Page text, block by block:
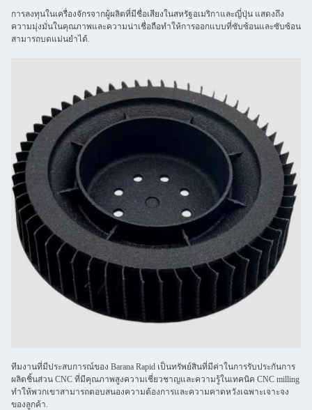
การลงทุนในเครื่องจักรจากผู้ผลิตที่มีชื่อเสียงในสหรัฐอเมริกาและญี่ปุ่น แสดงถึง
ความมุ่งมั่นในคุณภาพและความน่าเชื่อถือทําให้การออกแบบที่ซับซ้อนและซับซ้อน
สามารถบดแม่นยําได้.
ทีมงานที่มีประสบการณ์ของ Barana Rapid เป็นทรัพย์สินที่มีค่าในการรับประกันการ
ผลิตชิ้นส่วน CNC ที่มีคุณภาพสูงความเชี่ยวชาญและความรู้ในเทคนิค CNC milling
ทําให้พวกเขาสามารถตอบสนองความต้องการและความคาดหวังเฉพาะเจาะจง
ของลูกค้า.